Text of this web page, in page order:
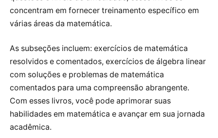
concentram em fornecer treinamento específico em
várias áreas da matemática.
As subseções incluem: exercícios de matemática
resolvidos e comentados, exercícios de álgebra linear
com soluções e problemas de matemática
comentados para uma compreensão abrangente.
Com esses livros, você pode aprimorar suas
habilidades em matemática e avançar em sua jornada
acadêmica.